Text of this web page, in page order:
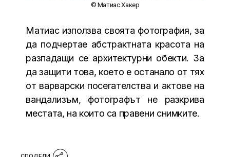
© Матиас Хакер
Матиас използва своята фотография, за
да подчертае абстрактната красота на
разпадащи се архитектурни обекти. За
да защити това, което е останало от тях
от варварски посегателства и актове на
вандализъм, фотографът не разкрива
местата, на които са правени снимките.